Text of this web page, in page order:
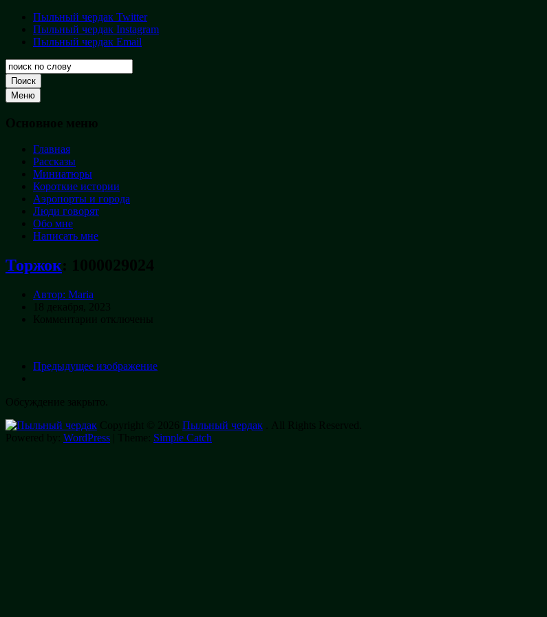
Перейти
содержимому
Пыльный
чердак
Творческая
кладовая
Пыльный чердак Twitter
Пыльный чердак Instagram
Пыльный чердак Email
Поиск
Меню
Основное меню
Главная
Рассказы
Миниатюры
Короткие истории
Аэропорты и города
Люди говорят
Обо мне
Написать мне
Торжок: 1000029024
Автор: Maria
18 декабря, 2023
Комментарии котключены
Предыдущее изображение
Обсуждение закрыто.
Copyright © 2026 Пыльный чердак . All Rights Reserved.
Powered by: WordPress | Theme: Simple Catch